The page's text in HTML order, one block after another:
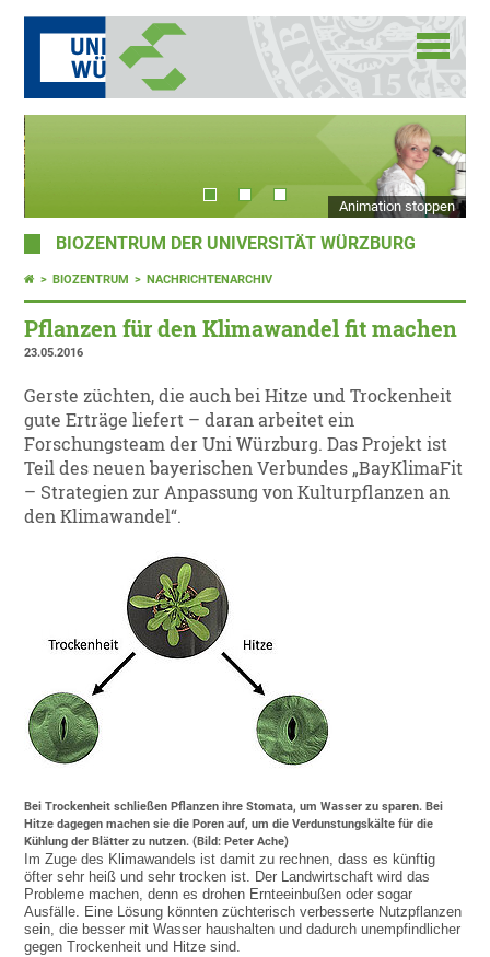
Animation stoppen
BIOZENTRUM DER UNIVERSITÄT WÜRZBURG
BIOZENTRUM NACHRICHTENARCHIV
Pflanzen für den Klimawandel fit machen
23.05.2016
Gerste züchten, die auch bei Hitze und Trockenheit
gute Erträge liefert – daran arbeitet ein
Forschungsteam der Uni Würzburg. Das Projekt ist
Teil des neuen bayerischen Verbundes „BayKlimaFit
– Strategien zur Anpassung von Kulturpflanzen an
den Klimawandel“.
Bei Trockenheit schließen Pflanzen ihre Stomata, um Wasser zu sparen. Bei
Hitze dagegen machen sie die Poren auf, um die Verdunstungskälte für die
Kühlung der Blätter zu nutzen. (Bild: Peter Ache)
Im Zuge des Klimawandels ist damit zu rechnen, dass es künftig
öfter sehr heiß und sehr trocken ist. Der Landwirtschaft wird das
Probleme machen, denn es drohen Ernteeinbußen oder sogar
Ausfälle. Eine Lösung könnten züchterisch verbesserte Nutzpflanzen
sein, die besser mit Wasser haushalten und dadurch unempfindlicher
gegen Trockenheit und Hitze sind.